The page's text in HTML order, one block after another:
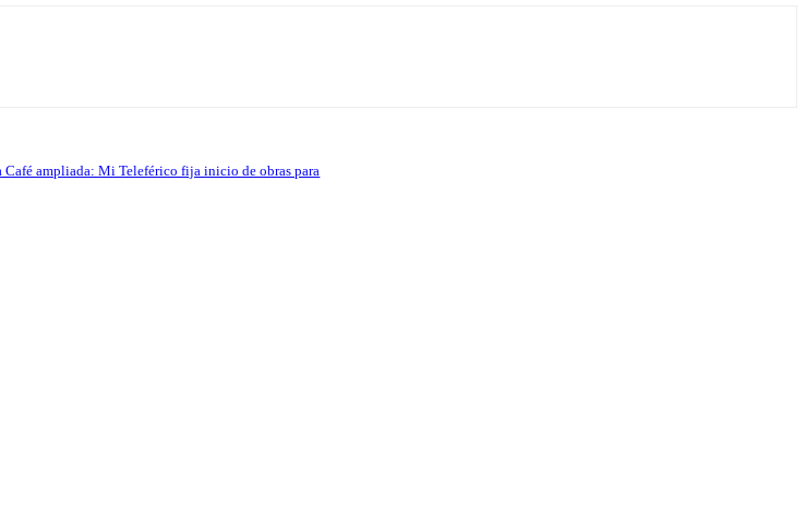
Café ampliada: Mi Teleférico fija inicio de obras para